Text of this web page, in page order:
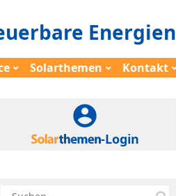
Energien
Solarthemen Kontakt
-Login